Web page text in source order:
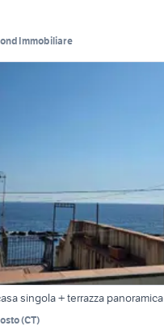
Immobiliare
singola + terrazza panoramica
(CT)